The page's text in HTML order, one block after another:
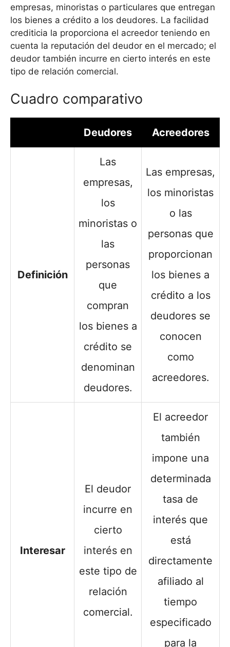
empresas, minoristas o particulares que entregan
los bienes a crédito a los deudores. La facilidad
crediticia la proporciona el acreedor teniendo en
cuenta la reputación del deudor en el mercado; el
deudor también incurre en cierto interés en este
tipo de relación comercial.
Cuadro comparativo
Deudores Acreedores
Definición
Las
empresas,
los
minoristas o
las
personas
que
compran
los bienes a
crédito se
denominan
deudores.
Las empresas,
los minoristas
o las
personas que
proporcionan
los bienes a
crédito a los
deudores se
conocen
como
acreedores.
Interesar
El deudor
incurre en
cierto
interés en
este tipo de
relación
comercial.
El acreedor
también
impone una
determinada
tasa de
interés que
está
directamente
afiliado al
tiempo
especificado
para la